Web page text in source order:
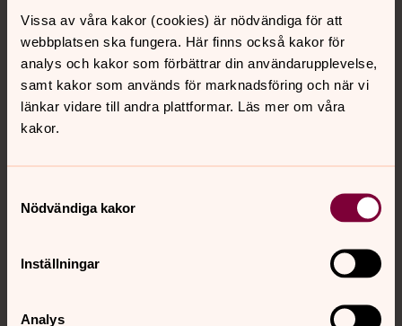
Vissa av våra kakor (cookies) är nödvändiga för att
webbplatsen ska fungera. Här finns också kakor för
analys och kakor som förbättrar din användarupplevelse,
samt kakor som används för marknadsföring och när vi
länkar vidare till andra plattformar. Läs mer om våra
kakor.
Nödvändiga kakor
Inställningar
Analys
Kontakt
Kalender